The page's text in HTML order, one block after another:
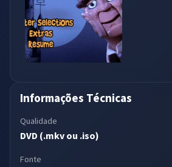
Informações Técnicas
Qualidade
DVD (.mkv ou .iso)
Fonte